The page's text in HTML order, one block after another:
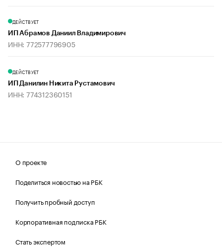
ДЕЙСТВУЕТ
ИП Абрамов Даниил Владимирович
ИНН: 772577796905
ДЕЙСТВУЕТ
ИП Данилин Никита Рустамович
ИНН: 774312360151
О проекте
Поделиться новостью на РБК
Получить пробный доступ
Корпоративная подписка РБК
Стать экспертом